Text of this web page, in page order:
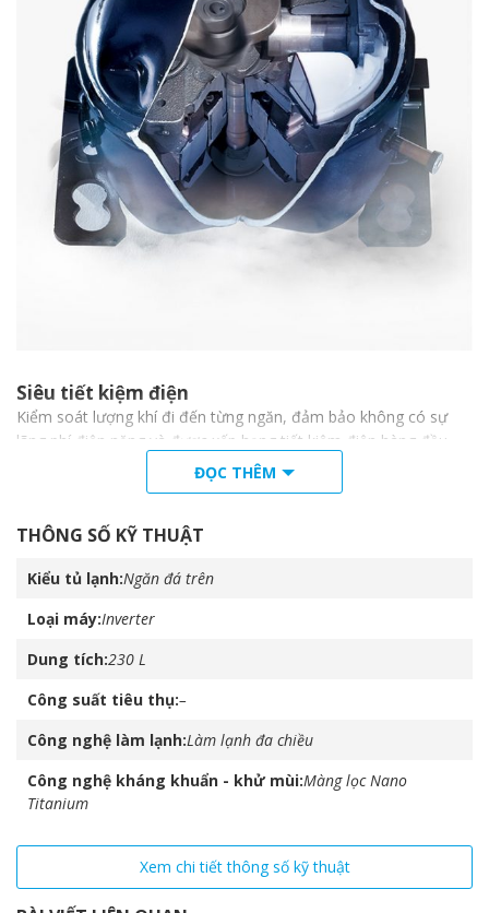
Siêu tiết kiệm điện
Kiểm soát lượng khí đi đến từng ngăn, đảm bảo không có sự
lãng phí điện năng và được xếp hạng tiết kiệm điện hàng đầu
Làm lạnh cực mạnh
mọi không gian bên trong tủ lạnh vẫn hoàn toàn mát.
Không cần ổn áp
ĐỌC THÊM
THÔNG SỐ KỸ THUẬT
Kiểu tủ lạnh Ngăn đá trên
Loại máy Inverter
Dung tích 230 L
Công suất tiêu thụ –
Công nghệ làm lạnh Làm lạnh đa chiều
Công nghệ kháng khuẩn - khử mùi Màng lọc Nano
Titanium
Xem chi tiết thông số kỹ thuật